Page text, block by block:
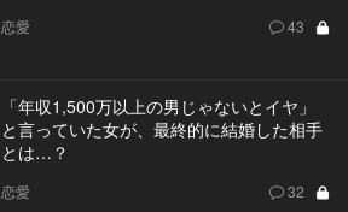
恋愛 43
「年収1,500万以上の男じゃないとイヤ」
と言っていた女が、最終的に結婚した相手
とは…？
恋愛 32